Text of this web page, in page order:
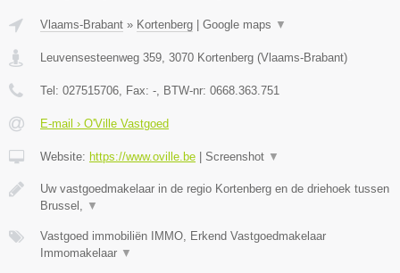
Vlaams-Brabant » Kortenberg Google maps ▼
Leuvensesteenweg 359, 3070 Kortenberg (Vlaams-Brabant)
Tel: 027515706, Fax: -, BTW-nr: 0668.363.751
E-mail › O'Ville Vastgoed
Website: https://www.oville.be Screenshot ▼
Uw vastgoedmakelaar in de regio Kortenberg en de driehoek tussen
Brussel, ▼
Vastgoed immobiliën IMMO, Erkend Vastgoedmakelaar
Immomakelaar ▼